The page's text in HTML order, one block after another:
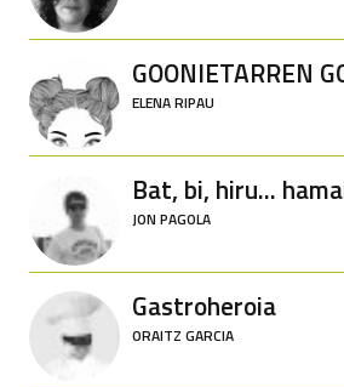
GOONIETARREN
ELENA RIPAU
Bat, bi, hiru...
JON PAGOLA
Gastroheroia
ORAITZ GARCIA